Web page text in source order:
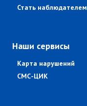
Стать наблюдателем
Наши сервисы
Карта нарушений
СМС-ЦИК